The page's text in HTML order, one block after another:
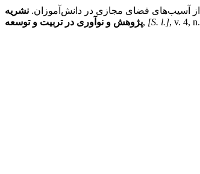
آسیب‌های فضای مجازی در دانش‌آموزان. نشریه
پژوهش و نوآوری در تربیت و توسعه, [S. l.], v. 4,